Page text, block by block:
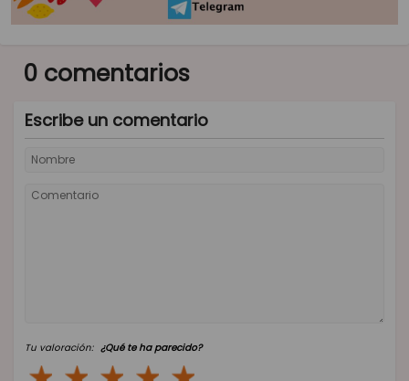
0 comentarios
Escribe un comentario
Tu valoración: ¿Qué te ha parecido?